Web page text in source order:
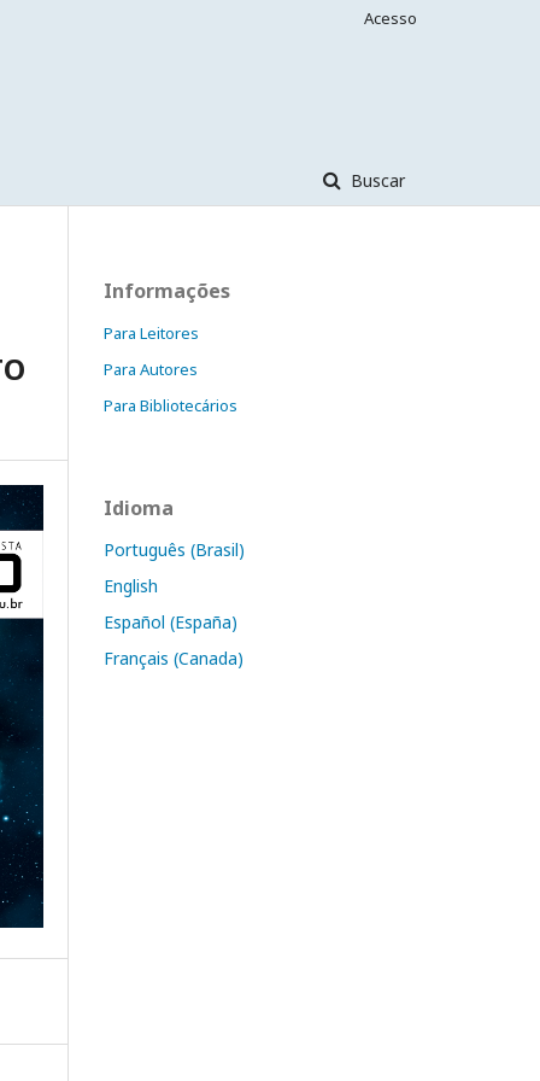
Buscar
Acesso
Informações
Para Leitores
Para Autores
Para Bibliotecários
Idioma
Português (Brasil)
English
Español (España)
Français (Canada)